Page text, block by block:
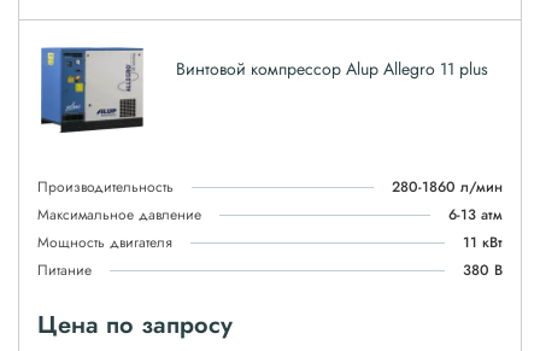
Винтовой компрессор Alup Allegro 11 plus
Производительность
280-1860 л/мин
Максимальное давление
6-13 атм
Мощность двигателя
11 кВт
Питание
380 В
Цена по запросу